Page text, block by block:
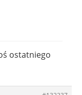
ostatniego